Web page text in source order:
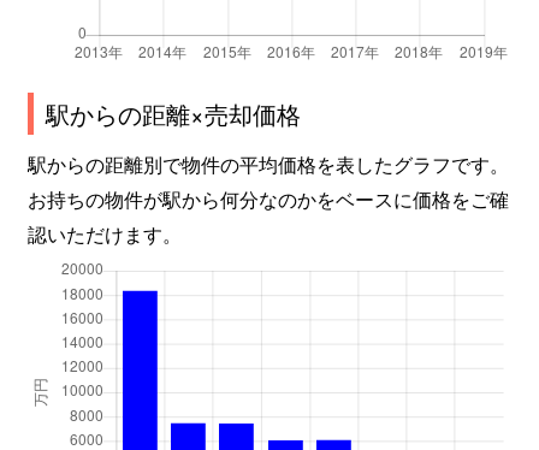
駅からの距離×売却価格
駅からの距離別で物件の平均価格を表したグラフです。
お持ちの物件が駅から何分なのかをベースに価格をご確
認いただけます。